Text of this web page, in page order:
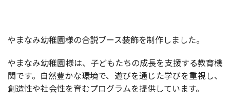
やまなみ幼稚園様の合説ブース装飾を制作しました。
やまなみ幼稚園様は、子どもたちの成長を支援する教育機
関です。自然豊かな環境で、遊びを通じた学びを重視し、
創造性や社会性を育むプログラムを提供しています。